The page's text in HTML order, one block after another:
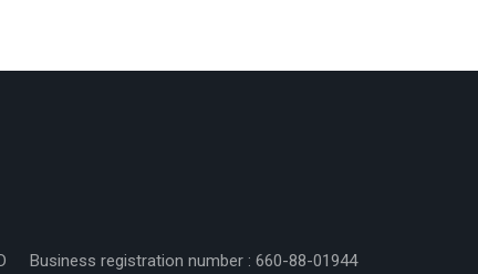
Business registration number : 660-88-01944